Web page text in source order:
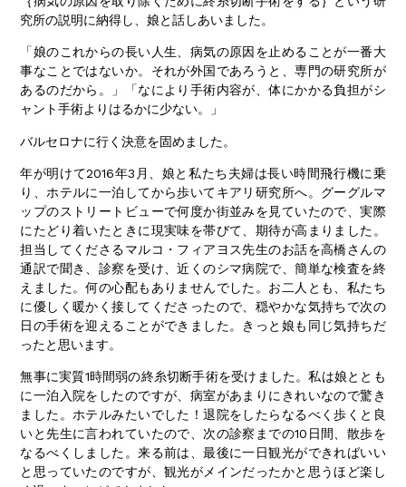
究所の説明に納得し、娘と話しあいました。
「娘のこれからの長い人生、病気の原因を止めることが一番大
事なことではないか。それが外国であろうと、専門の研究所が
あるのだから。」「なにより手術内容が、体にかかる負担がシ
ャント手術よりはるかに少ない。」
バルセロナに行く決意を固めました。
年が明けて2016年3月、娘と私たち夫婦は長い時間飛行機に乗
り、ホテルに一泊してから歩いてキアリ研究所へ。グーグルマ
ップのストリートビューで何度か街並みを見ていたので、実際
にたどり着いたときに現実味を帯びて、期待が高まりました。
担当してくださるマルコ・フィアヨス先生のお話を高橋さんの
通訳で聞き、診察を受け、近くのシマ病院で、簡単な検査を終
えました。何の心配もありませんでした。お二人とも、私たち
に優しく暖かく接してくださったので、穏やかな気持ちで次の
日の手術を迎えることができました。きっと娘も同じ気持ちだ
ったと思います。
無事に実質1時間弱の終糸切断手術を受けました。私は娘ととも
に一泊入院をしたのですが、病室があまりにきれいなので驚き
ました。ホテルみたいでした！退院をしたらなるべく歩くと良
いと先生に言われていたので、次の診察までの10日間、散歩を
なるべくしました。来る前は、最後に一日観光ができればいい
と思っていたのですが、観光がメインだったかと思うほど楽し